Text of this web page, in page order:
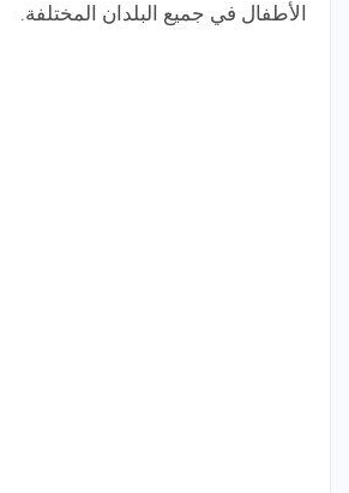
الأطفال في جميع البلدان المختلفة.